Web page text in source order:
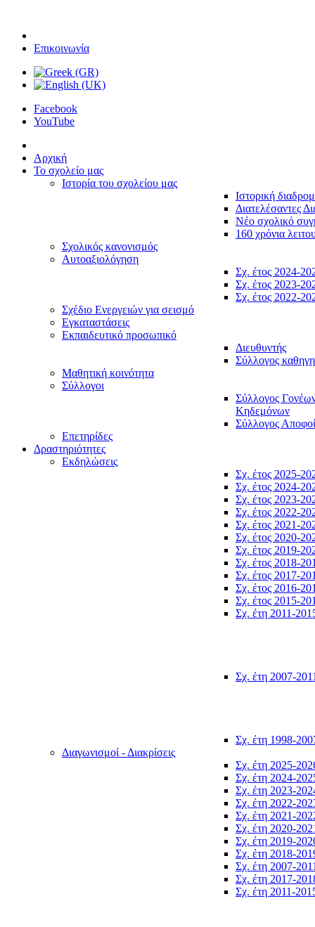
Επικοινωνία
Facebook
YouTube
Αρχική
Το σχολείο μας
Ιστορία του σχολείου μας
Ιστορική
Διατελέσαντες
Νέο σχολικό
160 χρόνια
Σχολικός κανονισμός
Αυτοαξιολόγηση
Σχ. έτος 2024-
Σχ. έτος 2023-
Σχ. έτος 2022-
Σχέδιο Ενεργειών για σεισμό
Εγκαταστάσεις
Εκπαιδευτικό προσωπικό
Διευθυντής
Σύλλογος
Μαθητική κοινότητα
Σύλλογοι
Σύλλογος
Κηδεμόνων
Σύλλογος
Επετηρίδες
Δραστηριότητες
Εκδηλώσεις
Σχ. έτος 2025-
Σχ. έτος 2024-
Σχ. έτος 2023-
Σχ. έτος 2022-
Σχ. έτος 2021-
Σχ. έτος 2020-
Σχ. έτος 2019-
Σχ. έτος 2018-
Σχ. έτος 2017-
Σχ. έτος 2016-
Σχ. έτος 2015-
Σχ. έτη 2011-
Σχ. έτη 2007-
Σχ. έτη 1998-
Διαγωνισμοί - Διακρίσεις
Σχ. έτη 2025-
Σχ. έτη 2024-
Σχ. έτη 2023-
Σχ. έτη 2022-
Σχ. έτη 2021-
Σχ. έτη 2020-
Σχ. έτη 2019-
Σχ. έτη 2018-
Σχ. έτη 2007-
Σχ. έτη 2017-
Σχ. έτη 2011-